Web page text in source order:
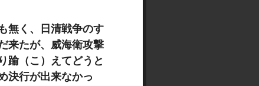
無く、日清戦争のす
来たが、威海衛攻撃
踰（こ）えてどうと
決行が出来なかっ